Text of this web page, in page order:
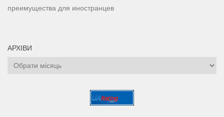
преимущества для иностранцев
АРХІВИ
Архіви